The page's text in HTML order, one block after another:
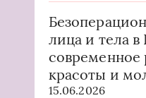
лица и тела в
красоты и
15.06.2026